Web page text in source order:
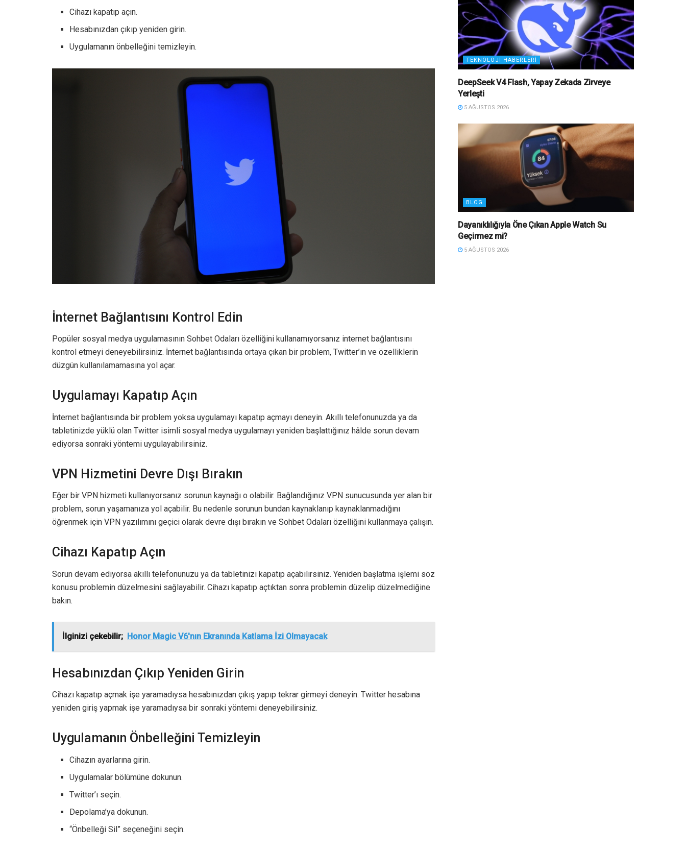
Cihazı kapatıp açın.
Hesabınızdan çıkıp yeniden girin.
Uygulamanın önbelleğini temizleyin.
İnternet Bağlantısını Kontrol Edin
Popüler sosyal medya uygulamasının Sohbet Odaları özelliğini kullanamıyorsanız internet bağlantısını
kontrol etmeyi deneyebilirsiniz. İnternet bağlantısında ortaya çıkan bir problem, Twitter’ın ve özelliklerin
düzgün kullanılamamasına yol açar.
Uygulamayı Kapatıp Açın
İnternet bağlantısında bir problem yoksa uygulamayı kapatıp açmayı deneyin. Akıllı telefonunuzda ya da
tabletinizde yüklü olan Twitter isimli sosyal medya uygulamayı yeniden başlattığınız hâlde sorun devam
ediyorsa sonraki yöntemi uygulayabilirsiniz.
VPN Hizmetini Devre Dışı Bırakın
Eğer bir VPN hizmeti kullanıyorsanız sorunun kaynağı o olabilir. Bağlandığınız VPN sunucusunda yer alan bir
problem, sorun yaşamanıza yol açabilir. Bu nedenle sorunun bundan kaynaklanıp kaynaklanmadığını
öğrenmek için VPN yazılımını geçici olarak devre dışı bırakın ve Sohbet Odaları özelliğini kullanmaya çalışın.
Cihazı Kapatıp Açın
Sorun devam ediyorsa akıllı telefonunuzu ya da tabletinizi kapatıp açabilirsiniz. Yeniden başlatma işlemi söz
konusu problemin düzelmesini sağlayabilir. Cihazı kapatıp açtıktan sonra problemin düzelip düzelmediğine
bakın.
İlginizi çekebilir; Honor Magic V6'nın Ekranında Katlama İzi Olmayacak
Hesabınızdan Çıkıp Yeniden Girin
Cihazı kapatıp açmak işe yaramadıysa hesabınızdan çıkış yapıp tekrar girmeyi deneyin. Twitter hesabına
yeniden giriş yapmak işe yaramadıysa bir sonraki yöntemi deneyebilirsiniz.
Uygulamanın Önbelleğini Temizleyin
Cihazın ayarlarına girin.
Uygulamalar bölümüne dokunun.
Twitter’ı seçin.
Depolama’ya dokunun.
“Önbelleği Sil” seçeneğini seçin.
TEKNOLOJI HABERLERI
DeepSeek V4 Flash, Yapay Zekada Zirveye
Yerleşti
5 AĞUSTOS 2026
BLOG
Dayanıklılığıyla Öne Çıkan Apple Watch Su
Geçirmez mi?
5 AĞUSTOS 2026